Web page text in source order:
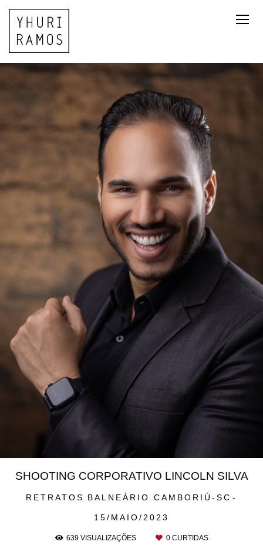
RETRATOS BALNEÁRIO CAMBORIÚ-SC
15/MAIO/2023
SHOOTING CORPORATIVO LINCOLN SILVA
639VISUALIZAÇÕES 0CURTIDAS